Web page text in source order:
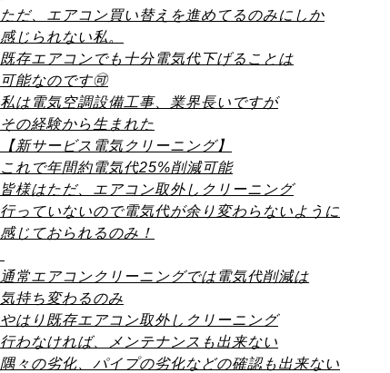
ただ、エアコン買い替えを進めてるのみにしか
感じられない私。
既存エアコンでも十分電気代下げることは
可能なのです🉑
私は電気空調設備工事、業界長いですが
その経験から生まれた
【新サービス電気クリーニング】
これで年間約電気代25%削減可能
皆様はただ、エアコン取外しクリーニング
行っていないので電気代が余り変わらないように
感じておられるのみ！
通常エアコンクリーニングでは電気代削減は
気持ち変わるのみ
やはり既存エアコン取外しクリーニング
行わなければ、メンテナンスも出来ない
隅々の劣化、パイプの劣化などの確認も出来ない